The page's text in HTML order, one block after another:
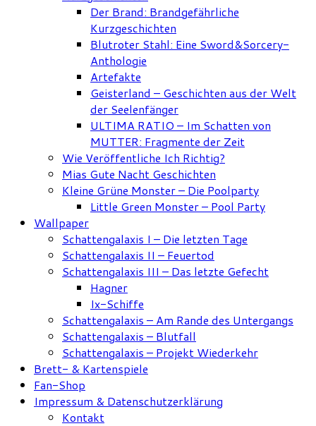
Der Brand: Brandgefährliche
Kurzgeschichten
Blutroter Stahl: Eine Sword&Sorcery-
Anthologie
Artefakte
Geisterland – Geschichten aus der Welt
der Seelenfänger
ULTIMA RATIO – Im Schatten von
MUTTER: Fragmente der Zeit
Wie Veröffentliche Ich Richtig?
Mias Gute Nacht Geschichten
Kleine Grüne Monster – Die Poolparty
Little Green Monster – Pool Party
Wallpaper
Schattengalaxis I – Die letzten Tage
Schattengalaxis II – Feuertod
Schattengalaxis III – Das letzte Gefecht
Hagner
Ix-Schiffe
Schattengalaxis – Am Rande des Untergangs
Schattengalaxis – Blutfall
Schattengalaxis – Projekt Wiederkehr
Brett- & Kartenspiele
Fan-Shop
Impressum & Datenschutzerklärung
Kontakt